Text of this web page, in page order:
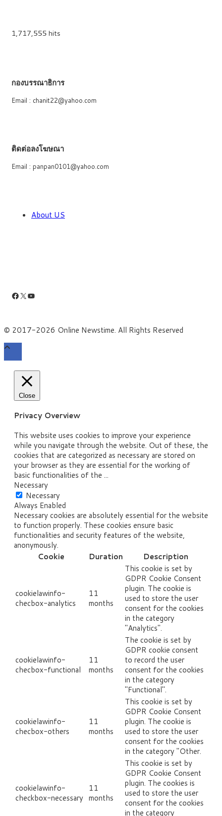
1,717,555 hits
กองบรรณาธิการ
Email : chanit22@yahoo.com
ติดต่อลงโฆษณา
Email : panpan0101@yahoo.com
About US
Facebook
X YouTube
© 2017-2026 Online Newstime. All Rights Reserved
Close
Privacy Overview
This website uses cookies to improve your experience
while you navigate through the website. Out of these, the
cookies that are categorized as necessary are stored on
your browser as they are essential for the working of
basic functionalities of the ...
Necessary
Necessary
Always Enabled
Necessary cookies are absolutely essential for the website
to function properly. These cookies ensure basic
functionalities and security features of the website,
anonymously.
Cookie
Duration Description
cookielawinfo-
checbox-analytics
11
months
This cookie is set by
GDPR Cookie Consent
plugin. The cookie is
used to store the user
consent for the cookies
in the category
"Analytics".
cookielawinfo-
checbox-functional
11
months
The cookie is set by
GDPR cookie consent
to record the user
consent for the cookies
in the category
"Functional".
cookielawinfo-
checbox-others
11
months
This cookie is set by
GDPR Cookie Consent
plugin. The cookie is
used to store the user
consent for the cookies
in the category "Other.
cookielawinfo-
checkbox-necessary
11
months
This cookie is set by
GDPR Cookie Consent
plugin. The cookies is
used to store the user
consent for the cookies
in the category